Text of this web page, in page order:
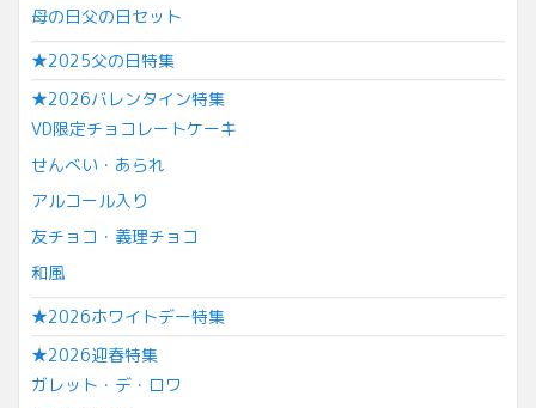
母の日父の日セット
★2025父の日特集
★2026バレンタイン特集
VD限定チョコレートケーキ
せんべい・あられ
アルコール入り
友チョコ・義理チョコ
和風
★2026ホワイトデー特集
★2026迎春特集
ガレット・デ・ロワ